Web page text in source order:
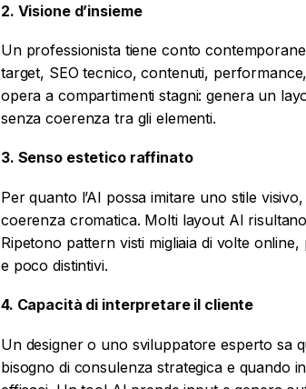
2. Visione d’insieme
Un professionista tiene conto
target, SEO tecnico, contenuti,
opera a compartimenti stagni: genera un
senza coerenza tra gli elementi.
3. Senso estetico raffinato
Per quanto l’AI possa imitare uno stile
coerenza cromatica. Molti layout AI
Ripetono pattern visti migliaia di volte
e poco distintivi.
4. Capacità di interpretare il cliente
Un designer o uno sviluppatore esperto sa
bisogno di consulenza strategica e quando